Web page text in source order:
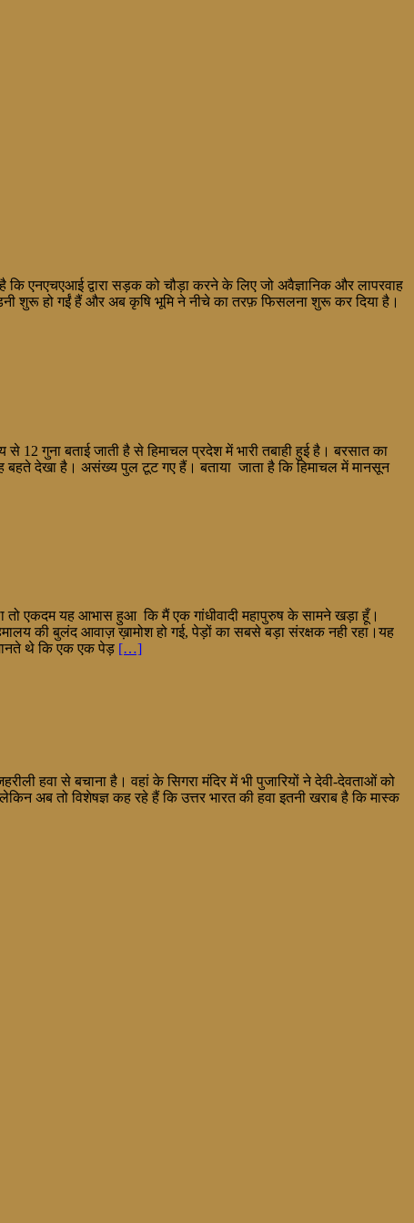
एनएचएआई द्वारा सड़क को चौड़ा करने के लिए जो अवैज्ञानिक और लापरवाह
शुरू हो गईं हैं और अब कृषि भूमि ने नीचे का तरफ़ फिसलना शुरू कर दिया है।
गुना बताई जाती है से हिमाचल प्रदेश में भारी तबाही हुई है। बरसात का
बहते देखा है। असंख्य पुल टूट गए हैं। बताया जाता है कि हिमाचल में मानसून
तो एकदम यह आभास हुआ कि मैं एक गांधीवादी महापुरुष के सामने खड़ा हूँ।
की बुलंद आवाज़ ख़ामोश हो गई, पेड़ों का सबसे बड़ा संरक्षक नही रहा।यह
थे कि एक एक पेड़ […]
हवा से बचाना है। वहां के सिगरा मंदिर में भी पुजारियों ने देवी-देवताओं को
अब तो विशेषज्ञ कह रहे हैं कि उत्तर भारत की हवा इतनी खराब है कि मास्क